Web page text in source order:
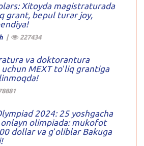
Xitoyda magistraturada
grant, bepul turar joy,
| 227434
va doktorantura
uchun MEXT toʻliq grantiga
2024: 25 yoshgacha
onlayn olimpiada: mukofot
dollar va gʻoliblar Bakuga